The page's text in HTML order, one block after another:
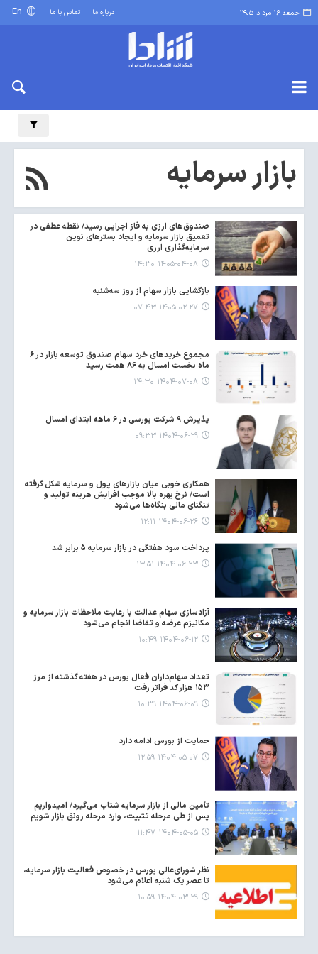
جمعه ۱۶ مرداد ۱۴۰۵ درباره ما تماس با ما
بازار سرمایه
صندوق‌های ارزی به فاز اجرایی رسید/ نقطه عطفی در
تعمیق بازار سرمایه و ایجاد بسترهای نوین
سرمایه‌گذاری ارزی
۱۴۰۵-۰۴-۰۸ ۱۴:۳۰
بازگشایی بازار سهام از روز سه‌شنبه
۱۴۰۵-۰۲-۲۷ ۰۷:۴۳
مجموع خریدهای خرد سهام صندوق توسعه بازار در ۶
ماه نخست امسال به ۸۶ همت رسید
۱۴۰۴-۰۷-۰۸ ۱۴:۳۰
پذیرش ۹ شرکت بورسی در ۶ ماهه ابتدای امسال
۱۴۰۴-۰۶-۲۹ ۰۹:۳۳
همکاری خوبی میان بازارهای پول و سرمایه شکل گرفته
است/ نرخ بهره بالا موجب افزایش هزینه تولید و
تنگنای مالی بنگاه‌ها می‌شود
۱۴۰۴-۰۶-۲۶ ۱۲:۱۱
پرداخت سود هفتگی در بازار سرمایه ۵ برابر شد
۱۴۰۴-۰۶-۲۳ ۱۳:۵۱
آزادسازی سهام عدالت با رعایت ملاحظات بازار سرمایه و
مکانیزم عرضه و تقاضا انجام می‌شود
۱۴۰۴-۰۶-۱۲ ۱۰:۴۹
تعداد سهام‌داران فعال بورس در هفته گذشته از مرز
۱۵۳ هزار کد فراتر رفت
۱۴۰۴-۰۶-۰۹ ۱۰:۳۹
حمایت‌ از بورس ادامه دارد
۱۴۰۴-۰۵-۰۷ ۱۲:۵۹
تأمین مالی از بازار سرمایه شتاب می‌گیرد/ امیدواریم
پس از طی مرحله تثبیت، وارد مرحله رونق بازار شویم
۱۴۰۴-۰۵-۰۵ ۱۱:۴۷
نظر شورای‌عالی بورس در خصوص فعالیت بازار سرمایه،
تا عصر یک شنبه اعلام می‌شود
۱۴۰۴-۰۳-۲۹ ۱۰:۵۹